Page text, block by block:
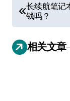
章
导
航
长续航笔记
钱吗？
相关文章